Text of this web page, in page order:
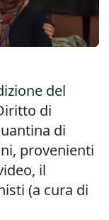
del
di
di
provenienti
il
(a cura di